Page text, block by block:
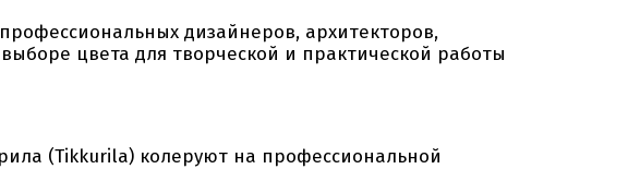
дизайнеров, архитекторов,
цвета для творческой и практической работы
(Tikkurila) колеруют на профессиональной